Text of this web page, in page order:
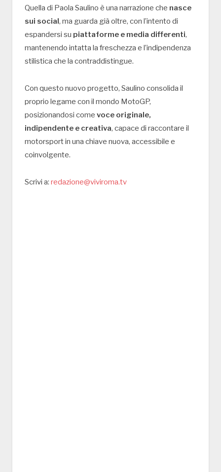
Quella di Paola Saulino è una narrazione che nasce
sui social, ma guarda già oltre, con l’intento di
espandersi su piattaforme e media differenti,
mantenendo intatta la freschezza e l’indipendenza
stilistica che la contraddistingue.
Con questo nuovo progetto, Saulino consolida il
proprio legame con il mondo MotoGP,
posizionandosi come voce originale,
indipendente e creativa, capace di raccontare il
motorsport in una chiave nuova, accessibile e
coinvolgente.
Scrivi a: redazione@viviroma.tv